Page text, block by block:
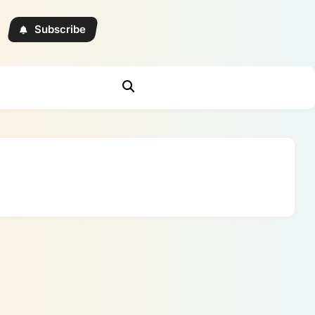
Subscribe